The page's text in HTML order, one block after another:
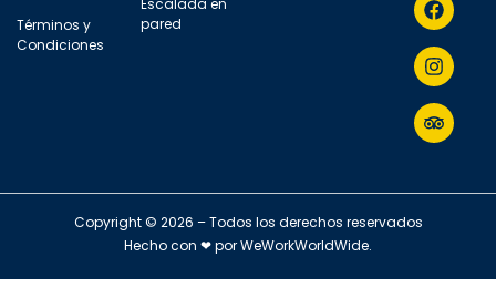
Términos y
Condiciones
pared
Copyright © 2026 – Todos los derechos reservados
Hecho con ❤ porWeWorkWorldWide.